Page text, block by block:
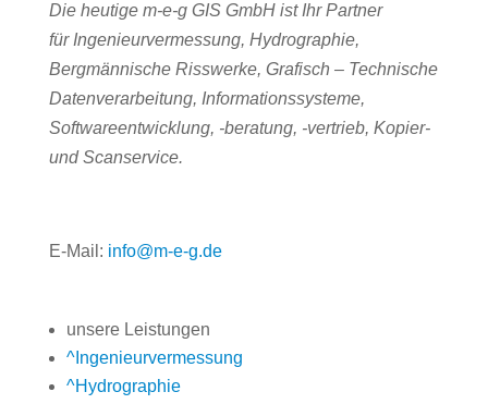
Die heutige m-e-g GIS GmbH ist Ihr Partner
für Ingenieurvermessung, Hydrographie,
Bergmännische Risswerke, Grafisch – Technische
Datenverarbeitung, Informationssysteme,
Softwareentwicklung, -beratung, -vertrieb, Kopier-
und Scanservice.
E-Mail: info@m-e-g.de
unsere Leistungen
^Ingenieurvermessung
^Hydrographie